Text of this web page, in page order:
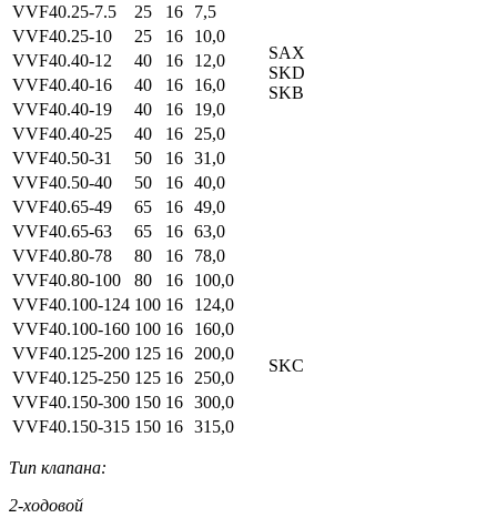
SAX
SKD
SKB
VVF40.25-7.5
25 16
7,5
VVF40.25-10
25 16
10,0
VVF40.40-12
40 16
12,0
VVF40.40-16
40 16
16,0
VVF40.40-19
40 16
19,0
VVF40.40-25
40 16
25,0
VVF40.50-31
50 16 31,0
VVF40.50-40
50 16 40,0
VVF40.65-49
65 16 49,0
VVF40.65-63
65 16 63,0
VVF40.80-78
80 16
78,0
VVF40.80-100
80 16
100,0
VVF40.100-124 100 16 124,0
SKC
VVF40.100-160 100 16
160,0
VVF40.125-200 125 16
200,0
VVF40.125-250 125 16
250,0
VVF40.150-300 150 16 300,0
VVF40.150-315 150 16 315,0
Тип клапана:
2-ходовой